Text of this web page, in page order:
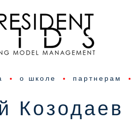
о школе партнерам
Козодаев